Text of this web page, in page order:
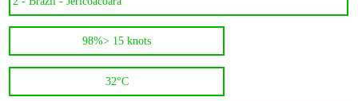
98%> 15 knots
32°C